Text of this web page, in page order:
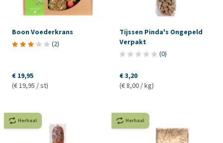
Boon Voederkrans
(2)
€ 19,95
(€ 19,95 / st)
Tijssen Pinda's Ongepeld
Verpakt
(0)
€ 3,20
(€ 8,00 / kg)
Herhaal Herhaal